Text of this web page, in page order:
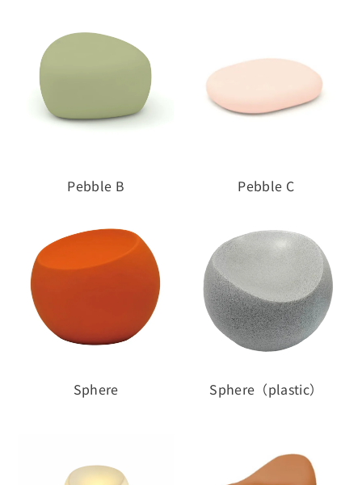
Pebble B Pebble C
Sphere Sphere（plastic）